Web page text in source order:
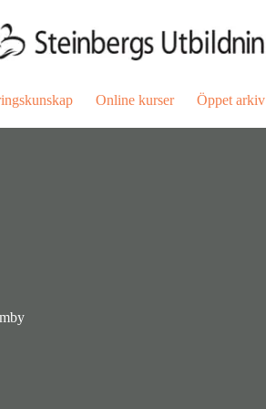
Online kurser Öppet arkiv